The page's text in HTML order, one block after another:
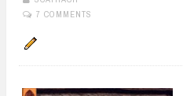
7 COMMENTS